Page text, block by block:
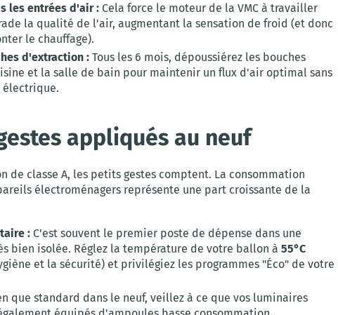
les entrées d'air : Cela force le moteur de la VMC à travailler
la qualité de l'air, augmentant la sensation de froid (et donc
le chauffage).
d'extraction : Tous les 6 mois, dépoussiérez les bouches
et la salle de bain pour maintenir un flux d'air optimal sans
électrique.
appliqués au neuf
de classe A, les petits gestes comptent. La consommation
électroménagers représente une part croissante de la
: C'est souvent le premier poste de dépense dans une
bien isolée. Réglez la température de votre ballon à 55°C
et la sécurité) et privilégiez les programmes "Éco" de votre
que standard dans le neuf, veillez à ce que vos luminaires